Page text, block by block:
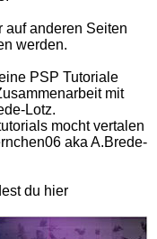
auf anderen Seiten
werden.
PSP Tutoriale
mit
Lotz.
mocht vertalen
aka A.Brede-
du hier